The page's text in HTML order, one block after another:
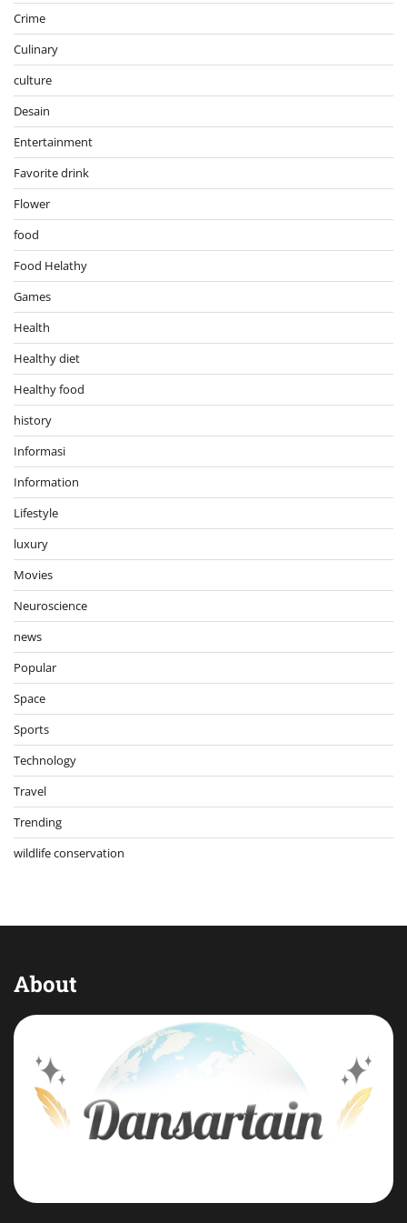
Crime
Culinary
culture
Desain
Entertainment
Favorite drink
Flower
food
Food Helathy
Games
Health
Healthy diet
Healthy food
history
Informasi
Information
Lifestyle
luxury
Movies
Neuroscience
news
Popular
Space
Sports
Technology
Travel
Trending
wildlife conservation
About